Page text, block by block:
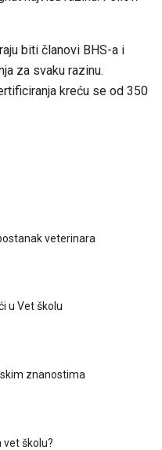
biti članovi BHS-a i
za svaku razinu.
kreću se od 350
veterinara
u Vet školu
znanostima
školu?